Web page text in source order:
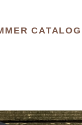
CATALOG